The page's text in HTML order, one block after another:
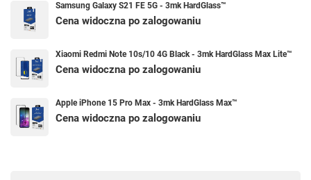
Samsung Galaxy S21 FE 5G - 3mk HardGlass™
Cena widoczna po zalogowaniu
Xiaomi Redmi Note 10s/10 4G Black - 3mk HardGlass Max Lite™
Cena widoczna po zalogowaniu
Apple iPhone 15 Pro Max - 3mk HardGlass Max™
Cena widoczna po zalogowaniu